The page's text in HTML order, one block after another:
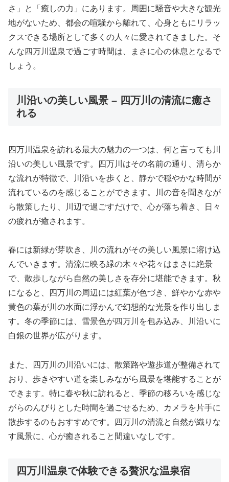
さ」と「癒しの力」にあります。周囲に騒音や大きな観光
地がないため、都会の喧騒から離れて、心身ともにリラッ
クスできる場所として多くの人々に愛されてきました。そ
んな四万川温泉で過ごす時間は、まさに心の休息となるで
しょう。
川沿いの美しい風景 – 四万川の清流に癒さ
れる
四万川温泉を訪れる最大の魅力の一つは、何と言っても川
沿いの美しい風景です。四万川はその名前の通り、清らか
な流れが特徴で、川沿いを歩くと、静かで穏やかな時間が
流れているのを感じることができます。川の音を聞きなが
ら散策したり、川辺で過ごすだけで、心が落ち着き、日々
の疲れが癒されます。
春には新緑が芽吹き、川の流れがその美しい風景に溶け込
んでいきます。清流に映る緑の木々や花々はまさに絶景
で、散歩しながら自然の美しさを存分に堪能できます。秋
になると、四万川の周辺には紅葉が色づき、鮮やかな赤や
黄色の葉が川の水面に浮かんで幻想的な光景を作り出しま
す。冬の季節には、雪景色が四万川を包み込み、川沿いに
白銀の世界が広がります。
また、四万川の川沿いには、散策路や遊歩道が整備されて
おり、歩きやすい道を楽しみながら風景を堪能することが
できます。特に春や秋に訪れると、季節の移ろいを感じな
がらのんびりとした時間を過ごせるため、カメラを片手に
散歩するのもおすすめです。四万川の清流と自然が織りな
す風景に、心が癒されること間違いなしです。
四万川温泉で体験できる贅沢な温泉宿